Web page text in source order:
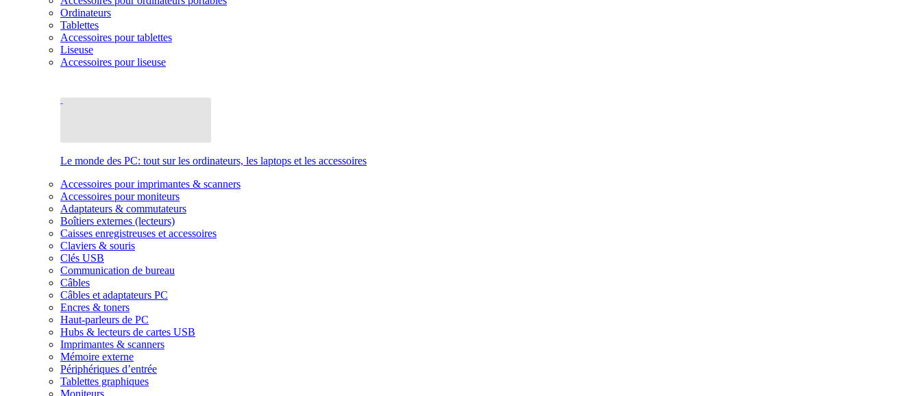
Ordinateurs
Tablettes
Accessoires pour tablettes
Liseuse
Accessoires pour liseuse
Le monde des PC: tout sur les ordinateurs, les laptops et les accessoires
Accessoires pour imprimantes & scanners
Accessoires pour moniteurs
Adaptateurs & commutateurs
Boîtiers externes (lecteurs)
Caisses enregistreuses et accessoires
Claviers & souris
Clés USB
Communication de bureau
Câbles
Câbles et adaptateurs PC
Encres & toners
Haut-parleurs de PC
Hubs & lecteurs de cartes USB
Imprimantes & scanners
Mémoire externe
Périphériques d’entrée
Tablettes graphiques
Moniteurs